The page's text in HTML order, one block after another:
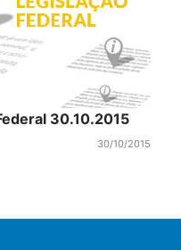
30.10.2015
30/10/2015